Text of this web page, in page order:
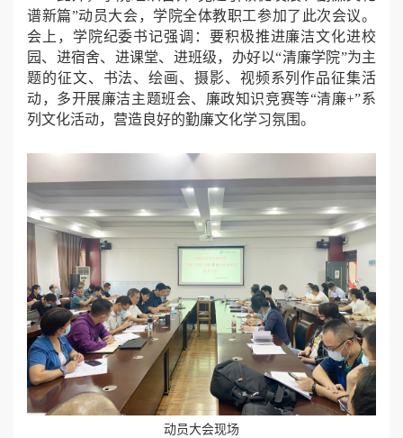
谱新篇”动员大会，学院全体教职工参加了此次会议。
会上，学院纪委书记强调：要积极推进廉洁文化进校
园、进宿舍、进课堂、进班级，办好以“清廉学院”为主
题的征文、书法、绘画、摄影、视频系列作品征集活
动，多开展廉洁主题班会、廉政知识竞赛等“清廉+”系
列文化活动，营造良好的勤廉文化学习氛围。
动员大会现场